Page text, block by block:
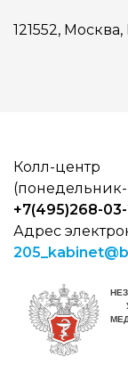
121552,
Колл-центр
(понедельник-
+7(495)268-
Адрес